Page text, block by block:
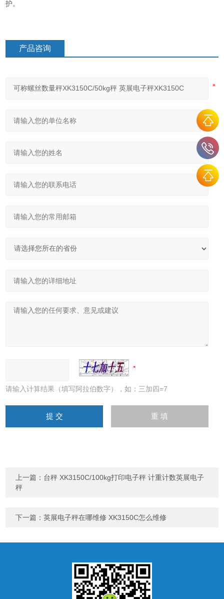
护。
产品咨询
请输入计算结果（填写阿拉伯数字），如：三加四=7
上一篇： 台秤 XK3150C/100kg打印电子秤 计重计数英展电子
秤
下一篇：英展电子秤在哪维修 XK3150C怎么维修